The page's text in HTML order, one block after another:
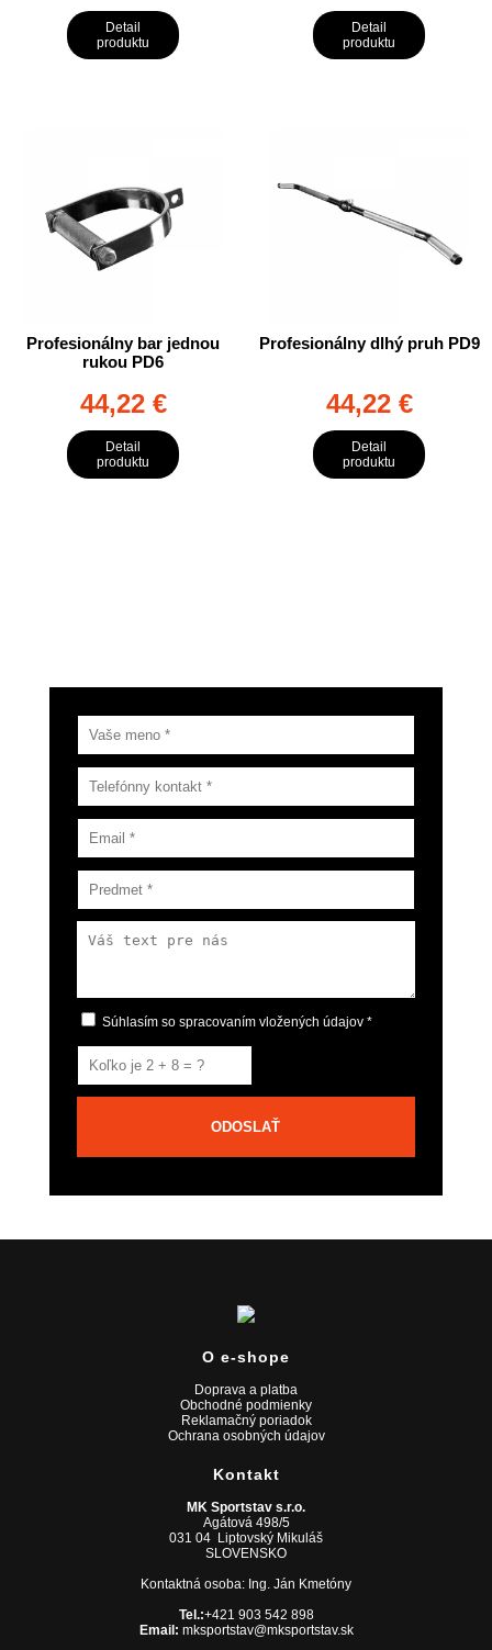
Detail
produktu
Detail
produktu
Profesionálny bar jednou
rukou PD6
44,22 €
Detail
produktu
Profesionálny dlhý pruh PD9
44,22 €
Detail
produktu
Súhlasím so spracovaním vložených údajov *
O e-shope
Doprava a platba
Obchodné podmienky
Reklamačný poriadok
Ochrana osobných údajov
Kontakt
MK Sportstav s.r.o.
Agátová 498/5
031 04 Liptovský Mikuláš
SLOVENSKO
Kontaktná osoba: Ing. Ján Kmetóny
Tel.:+421 903 542 898
Email: mksportstav@mksportstav.sk